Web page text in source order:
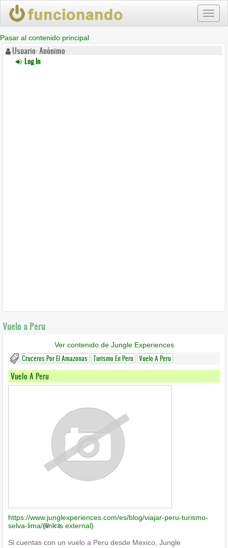
Pasar al contenido principal
Usuario: Anónimo
Log In
Vuelo a Peru
Ver contenido de Jungle Experiences
Cruceros Por El Amazonas Turismo En Peru Vuelo A Peru
Vuelo A Peru
https://www.junglexperiences.com/es/blog/viajar-peru-turismo-
selva-lima/(link is external)
Si cuentas con un vuelo a Peru desde Mexico, Jungle